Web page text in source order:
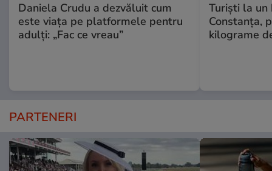
Daniela Crudu a dezvăluit cum
este viața pe platformele pentru
adulți: „Fac ce vreau”
Turiști la
Constanța,
kilograme
PARTENERI